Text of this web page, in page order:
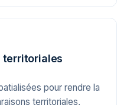
territoriales
pour rendre la
territoriales,